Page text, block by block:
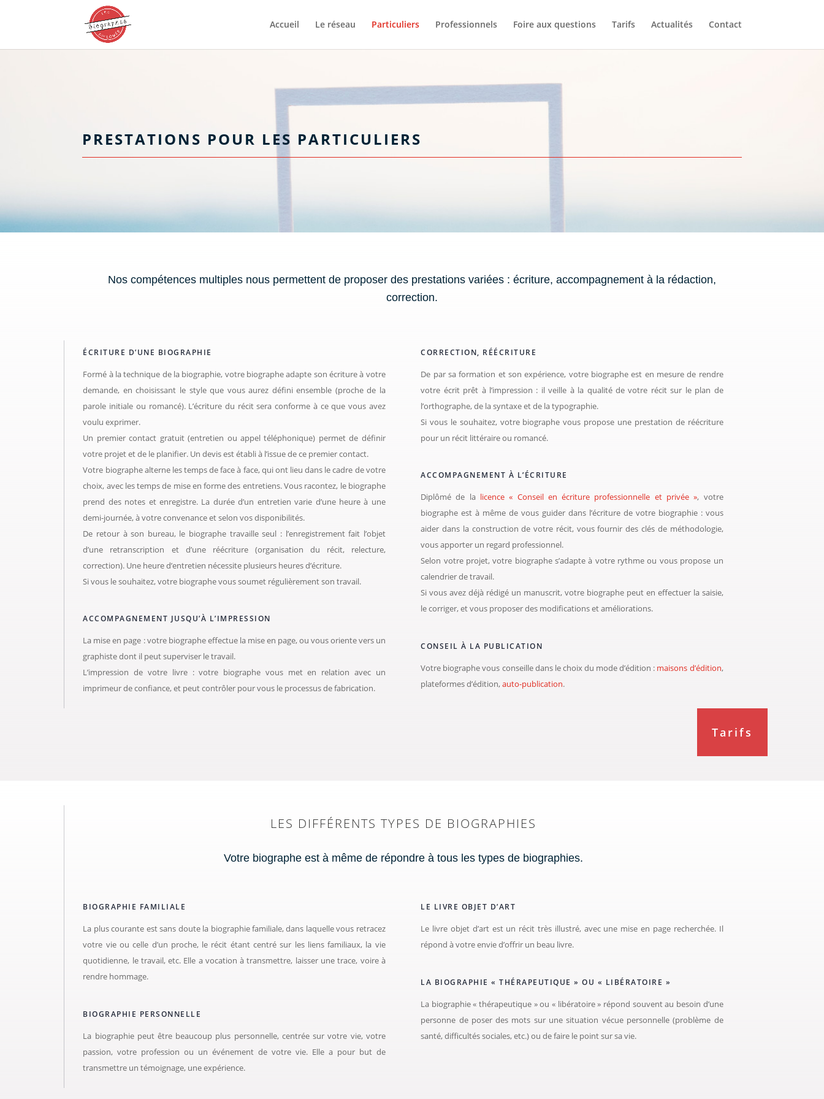
Accueil Le réseau Particuliers Professionnels Foire aux questions Tarifs Actualités Contact
PRESTATIONS POUR LES PARTICULIERS
Nos compétences multiples nous permettent de proposer des prestations variées : écriture, accompagnement à la rédaction,
correction.
ÉCRITURE D’UNE BIOGRAPHIE
Formé à la technique de la biographie, votre biographe adapte son écriture à votre
demande, en choisissant le style que vous aurez défini ensemble (proche de la
parole initiale ou romancé). L’écriture du récit sera conforme à ce que vous avez
voulu exprimer.
Un premier contact gratuit (entretien ou appel téléphonique) permet de définir
votre projet et de le planifier. Un devis est établi à l’issue de ce premier contact.
Votre biographe alterne les temps de face à face, qui ont lieu dans le cadre de votre
choix, avec les temps de mise en forme des entretiens. Vous racontez, le biographe
prend des notes et enregistre. La durée d’un entretien varie d’une heure à une
demi-journée, à votre convenance et selon vos disponibilités.
De retour à son bureau, le biographe travaille seul : l’enregistrement fait l’objet
d’une retranscription et d’une réécriture (organisation du récit, relecture,
correction). Une heure d’entretien nécessite plusieurs heures d’écriture.
Si vous le souhaitez, votre biographe vous soumet régulièrement son travail.
ACCOMPAGNEMENT JUSQU’À L’IMPRESSION
La mise en page : votre biographe effectue la mise en page, ou vous oriente vers un
graphiste dont il peut superviser le travail.
L’impression de votre livre : votre biographe vous met en relation avec un
imprimeur de confiance, et peut contrôler pour vous le processus de fabrication.
CORRECTION, RÉÉCRITURE
De par sa formation et son expérience, votre biographe est en mesure de rendre
votre écrit prêt à l’impression : il veille à la qualité de votre récit sur le plan de
l’orthographe, de la syntaxe et de la typographie.
Si vous le souhaitez, votre biographe vous propose une prestation de réécriture
pour un récit littéraire ou romancé.
ACCOMPAGNEMENT À L’ÉCRITURE
Diplômé de la licence « Conseil en écriture professionnelle et privée », votre
biographe est à même de vous guider dans l’écriture de votre biographie : vous
aider dans la construction de votre récit, vous fournir des clés de méthodologie,
vous apporter un regard professionnel.
Selon votre projet, votre biographe s’adapte à votre rythme ou vous propose un
calendrier de travail.
Si vous avez déjà rédigé un manuscrit, votre biographe peut en effectuer la saisie,
le corriger, et vous proposer des modifications et améliorations.
CONSEIL À LA PUBLICATION
Votre biographe vous conseille dans le choix du mode d’édition : maisons d’édition,
plateformes d’édition,auto-publication.
Tarifs
LES DIFFÉRENTS TYPES DE BIOGRAPHIES
Votre biographe est à même de répondre à tous les types de biographies.
BIOGRAPHIE FAMILIALE
La plus courante est sans doute la biographie familiale, dans laquelle vous retracez
votre vie ou celle d’un proche, le récit étant centré sur les liens familiaux, la vie
quotidienne, le travail, etc. Elle a vocation à transmettre, laisser une trace, voire à
rendre hommage.
BIOGRAPHIE PERSONNELLE
La biographie peut être beaucoup plus personnelle, centrée sur votre vie, votre
passion, votre profession ou un événement de votre vie. Elle a pour but de
transmettre un témoignage, une expérience.
LE LIVRE OBJET D’ART
Le livre objet d’art est un récit très illustré, avec une mise en page recherchée. Il
répond à votre envie d’offrir un beau livre.
LA BIOGRAPHIE « THÉRAPEUTIQUE » OU « LIBÉRATOIRE »
La biographie « thérapeutique » ou « libératoire » répond souvent au besoin d’une
personne de poser des mots sur une situation vécue personnelle (problème de
santé, difficultés sociales, etc.) ou de faire le point sur sa vie.